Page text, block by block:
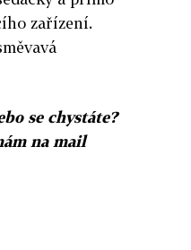
zařízení.
se chystáte?
na mail